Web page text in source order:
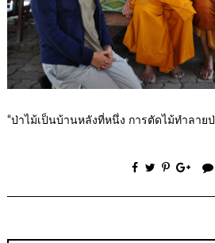
“ป่าไม้เป็นบ้านหลังที่หนึ่ง การตัดไม้ทำลาย